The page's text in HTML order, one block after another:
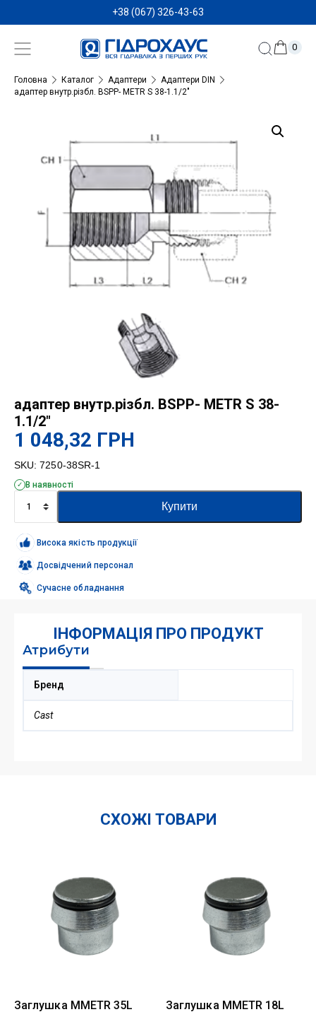
+38 (067) 326-43-63
0
Головна Каталог Адаптери
Адаптери DIN
адаптер внутр.різбл. BSPP- METR S 38-1.1/2″
адаптер внутр.різбл. BSPP- METR S 38-
1.1/2″
1 048,32 ГРН
SKU: 7250-38SR-1
В наявності
внутр.різбл.
BSPP-
METR
S
38-
1.1/2"
кількість
Купити
Висока якість продукції
Досвідчений персонал
Сучасне обладнання
ІНФОРМАЦІЯ ПРО ПРОДУКТ
Атрибути
Бренд
Cast
СХОЖІ ТОВАРИ
Заглушка MMETR 35L Заглушка MMETR 18L